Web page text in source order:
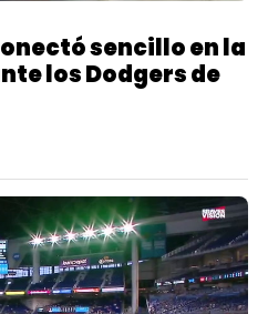
sencillo en la
los Dodgers de